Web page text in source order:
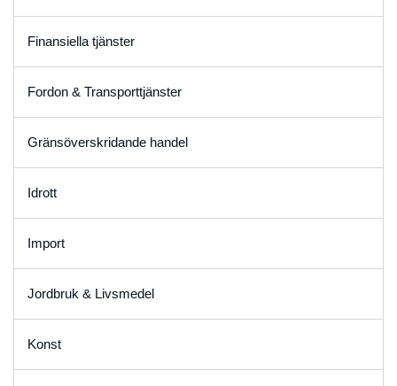
Finansiella tjänster
Fordon & Transporttjänster
Gränsöverskridande handel
Idrott
Import
Jordbruk & Livsmedel
Konst